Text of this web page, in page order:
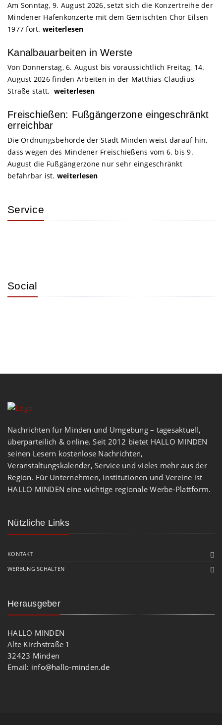
Am Sonntag, 9. August 2026, setzt sich die Konzertreihe der
Mindener Hafenkonzerte mit dem Gemischten Chor Eilsen
1977 fort. weiterlesen
Kanalbauarbeiten in Werste
Von Donnerstag, 6. August bis voraussichtlich Freitag, 14.
August 2026 finden Arbeiten in der Matthias-Claudius-
Straße statt. weiterlesen
Freischießen: Fußgängerzone eingeschränkt
erreichbar
Die Ordnungsbehörde der Stadt Minden weist darauf hin,
dass wegen des Mindener Freischießens vom 6. bis 9.
August die Fußgängerzone nur sehr eingeschränkt
befahrbar ist. weiterlesen
Service
Social
Nachrichten für Minden und Umgebung – tagesaktuell,
überparteilich & online. Seit 2012 bietet HALLO MINDEN
seinen Lesern kostenlose Nachrichten,
Veranstaltungskalender, Service und vieles mehr aus der
Region. Für Unternehmen, Institutionen und Vereine ist
HALLO MINDEN eine wichtige regionale Werbe-Plattform.
Nützliche Links
KONTAKT
WERBUNG SCHALTEN
Herausgeber
HALLO MINDEN
Alte Kirchstraße 1
32423 Minden
Email: info@hallo-minden.de